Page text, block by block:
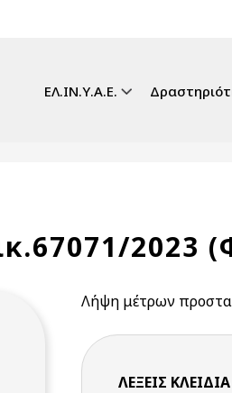
ΕΛ.ΙΝ.Υ.Α.Ε.
2023
Λήψη μέτρων
ΛΈΞΕΙΣ KΛΕΙΔΙΆ